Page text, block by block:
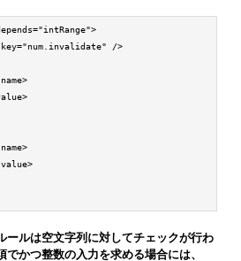
/>
ールは空文字列に対してチェックが行わ
かつ整数の入力を求める場合には、